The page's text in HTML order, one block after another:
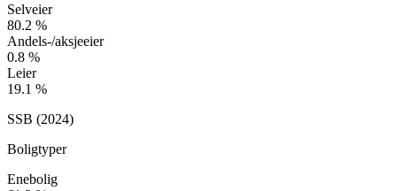
Selveier
80.2 %
Andels-/aksjeeier
0.8 %
Leier
19.1 %
SSB (2024)
Boligtyper
Enebolig